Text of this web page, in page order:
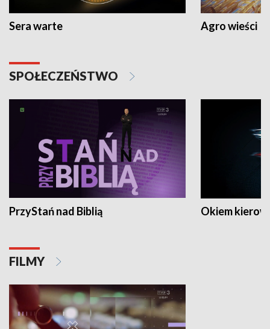
Sera warte Agro wieści
SPOŁECZEŃSTWO
PrzyStań nad Biblią Okiem
FILMY